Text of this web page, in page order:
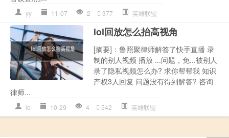
yy 11-07 2 377 英雄联盟
lol回放怎么抬高视角
[摘要]：鲁照聚律师解答了快手直播 录
制的别人视频 播放 ...问题，免...被别人
录了隐私视频怎么办? 求你帮帮我 知识
产权3人回复 问题没有得到解答? 咨询
律师...
lo 10-29 4 542 英雄联盟